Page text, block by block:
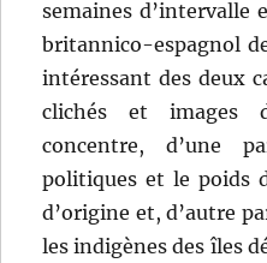
semaines d’intervalle
britannico-espagnol
intéressant des deux
clichés et images
concentre, d’une
politiques et le poids
d’origine et, d’autre
les indigènes des îles